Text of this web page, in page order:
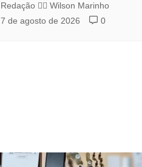
Redação 👨‍⚖️​ Wilson Marinho
7 de agosto de 2026
0